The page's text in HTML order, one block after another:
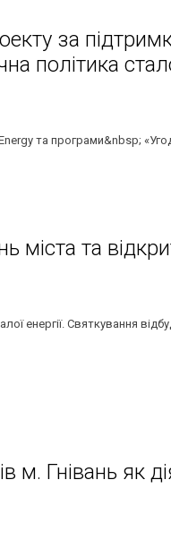
за
політика
та програми&nbsp;
міста та
енергії. Святкування
м. Гнівань як